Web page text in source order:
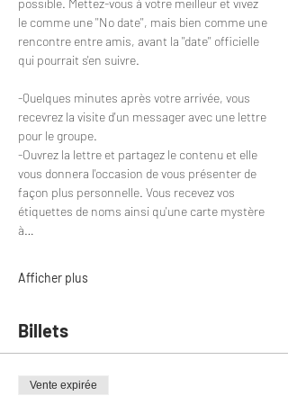
possible. Mettez-vous à votre meilleur et vivez
le comme une ''No date'', mais bien comme une
rencontre entre amis, avant la ''date'' officielle
qui pourrait s'en suivre.
-Quelques minutes après votre arrivée, vous
recevrez la visite d'un messager avec une lettre
pour le groupe.
-Ouvrez la lettre et partagez le contenu et elle
vous donnera l'occasion de vous présenter de
façon plus personnelle. Vous recevez vos
étiquettes de noms ainsi qu'une carte mystère
à…
Afficher plus
Billets
Vente expirée